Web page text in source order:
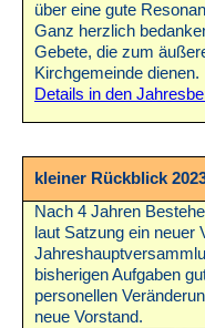
über eine gute
Ganz herzlich
Gebete, die zum
Kirchgemeinde dienen.
Details in den
kleiner Rückblick
Nach 4 Jahren
laut Satzung ein neuer
bisherigen Aufgaben
personellen
neue Vorstand.